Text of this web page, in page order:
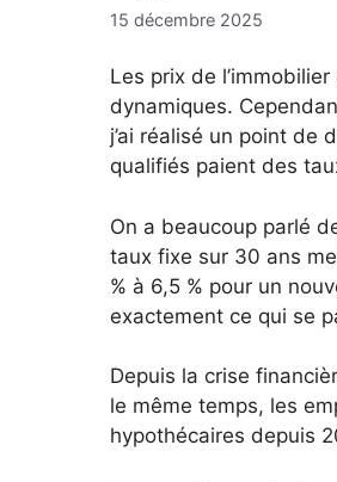
15 décembre 2025
Les prix de
dynamiques.
j’ai réalisé un point de
qualifiés paient des
On a beaucoup parlé
taux fixe sur 30 ans
% à 6,5 % pour un
exactement ce qui se
Depuis la crise
le même temps, les
hypothécaires depuis